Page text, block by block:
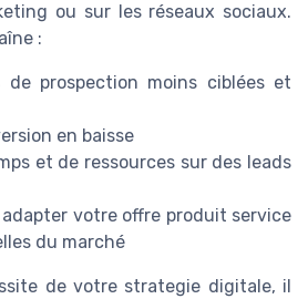
ou sur les réseaux sociaux.
:
de prospection moins ciblées et
en baisse
et de ressources sur des leads
votre offre produit service
du marché
de votre strategie digitale, il